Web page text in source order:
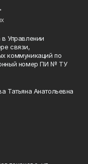
Управлении
связи,
коммуникаций по
номер ПИ № ТУ
Татьяна Анатольевна